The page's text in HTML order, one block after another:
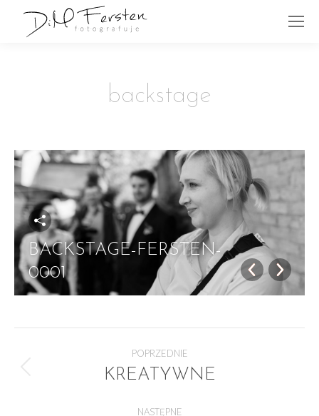
backstage
BACKSTAGE-FERSTEN-
0001
NAWIGACJA
POPRZEDNIE
Poprzedni
KREATYWNE
NASTĘPNE